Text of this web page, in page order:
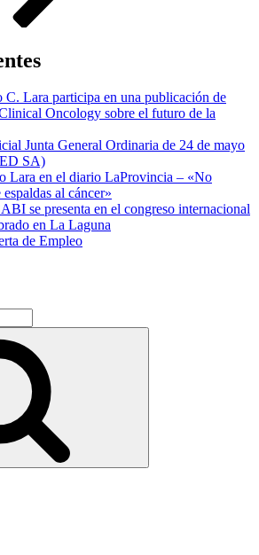
C. Lara participa en una publicación de
Oncology sobre el futuro de la
Junta General Ordinaria de 24 de mayo
SA)
Lara en el diario LaProvincia – «No
al cáncer»
se presenta en el congreso internacional
en La Laguna
de Empleo